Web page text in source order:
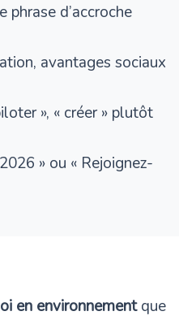
phrase d’accroche
avantages sociaux
», « créer » plutôt
» ou « Rejoignez-
en environnementque